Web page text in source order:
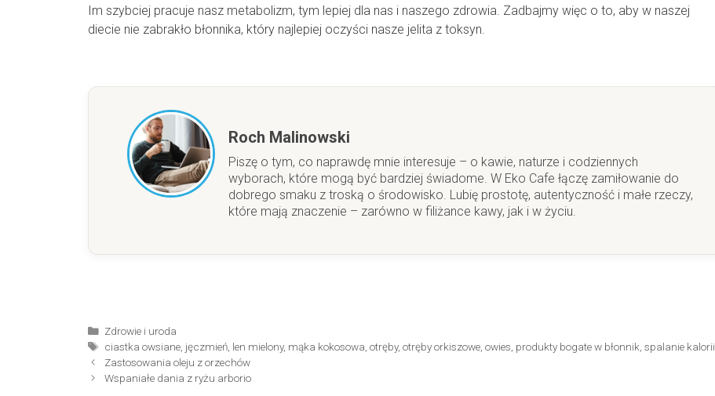
Im szybciej pracuje nasz metabolizm, tym lepiej dla nas i naszego zdrowia. Zadbajmy więc o to, aby w naszej
diecie nie zabrakło błonnika, który najlepiej oczyści nasze jelita z toksyn.
Roch Malinowski
Piszę o tym, co naprawdę mnie interesuje – o kawie, naturze i codziennych
wyborach, które mogą być bardziej świadome. W Eko Cafe łączę zamiłowanie do
dobrego smaku z troską o środowisko. Lubię prostotę, autentyczność i małe rzeczy,
które mają znaczenie – zarówno w filiżance kawy, jak i w życiu.
Kategorie
Zdrowie i uroda
Tagi
ciastka owsiane, jęczmień, len mielony, mąka kokosowa,otręby,otręby orkiszowe,owies, produkty bogate w błonnik,spalanie kalorii
Zastosowania oleju z orzechów
Wspaniałe dania z ryżu arborio